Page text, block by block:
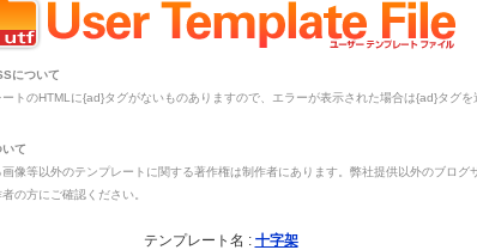
について
トのHTMLに{ad}タグがないものありますので、エラーが表示された場合は{ad}タグを
て
像等以外のテンプレートに関する著作権は制作者にあります。弊社提供以外のブログ
の方にご確認ください。
テンプレート名 : 十字架